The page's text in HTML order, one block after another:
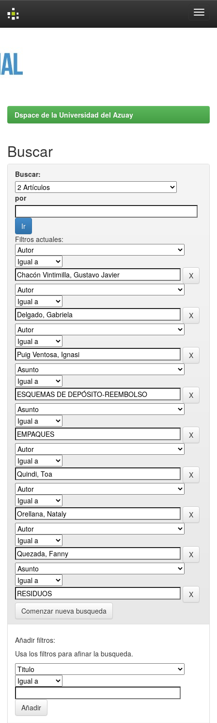
Dspace de la Universidad del Azuay
Buscar
Buscar:
por
Filtros actuales:
Comenzar nueva busqueda
Añadir filtros:
Usa los filtros para afinar la busqueda.